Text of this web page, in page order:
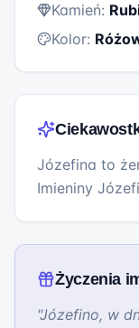
Kamień:
Kolor:
Józefina to
Imieniny
Życzenia
"Józefino, w